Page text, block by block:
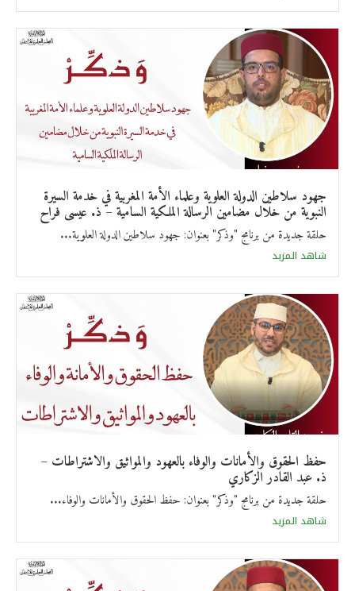
جهود سلاطين الدولة العلوية وعلماء الأمة المغربية في خدمة السيرة
النبوية من خلال مضامين الرسالة الملكية السامية – ذ. عيسى فراح
حلقة جديدة من برنامج "وذكر" بعنوان: جهود سلاطين الدولة العلوية...
شاهد المزيد
حفظ الحقوق والأمانات والوفاء بالعهود والمواثيق والاشتراطات –
ذ. عبد القادر الزكاري
حلقة جديدة من برنامج "وذكر" بعنوان: حفظ الحقوق والأمانات والوفاء...
شاهد المزيد